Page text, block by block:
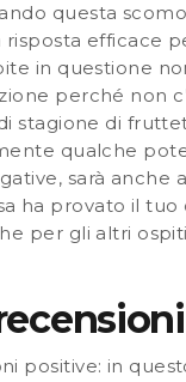
questa
risposta efficace
in questione
perché non
stagione di
qualche
sarà anche
ha provato il
per gli altri
positive: in